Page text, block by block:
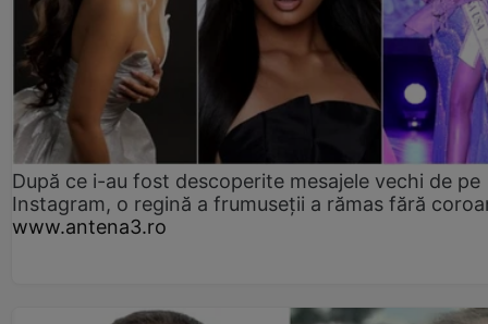
După ce i-au fost descoperite mesajele vechi de pe
Instagram, o regină a frumuseții a rămas fără
www.antena3.ro